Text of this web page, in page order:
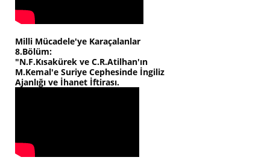
Milli Mücadele'ye Karaçalanlar
8.Bölüm:
"N.F.Kısakürek ve C.R.Atilhan'ın
M.Kemal'e Suriye Cephesinde İngiliz
Ajanlığı ve İhanet İftirası.